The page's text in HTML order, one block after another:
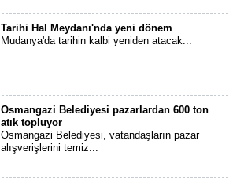
Tarihi Hal Meydanı'nda yeni dönem
Mudanya'da tarihin kalbi yeniden atacak...
Osmangazi Belediyesi pazarlardan 600 ton
atık topluyor
Osmangazi Belediyesi, vatandaşların pazar
alışverişlerini temiz...